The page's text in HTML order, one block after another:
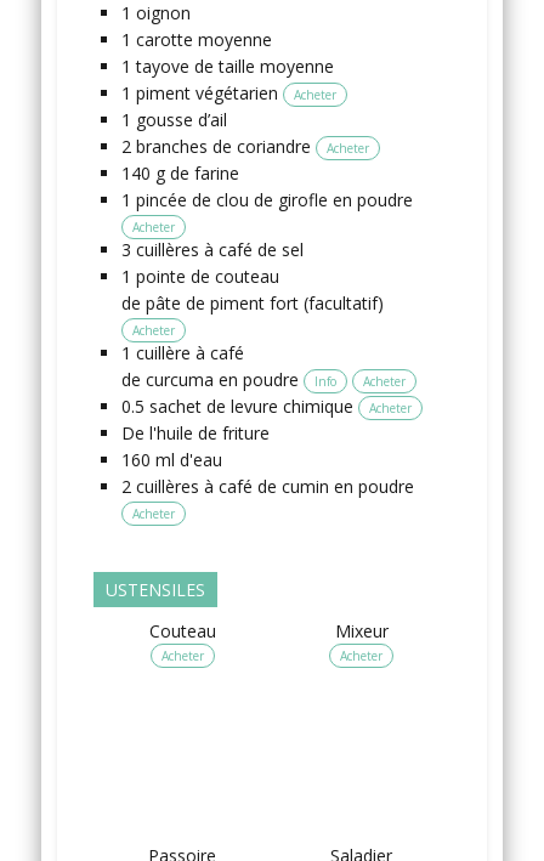
1 oignon
1 carotte moyenne
1 tayove de taille moyenne
1 piment végétarien Acheter
1 gousse d’ail
2 branches de coriandre Acheter
140 g de farine
1 pincée de clou de girofle en poudre
Acheter
3 cuillères à café de sel
1 pointe de couteau
de pâte de piment fort (facultatif)
Acheter
1 cuillère à café
de curcuma en poudre
Info Acheter
0.5 sachet de levure chimique Acheter
De l'huile de friture
160 ml d'eau
2 cuillères à café de cumin en poudre
Acheter
USTENSILES
Couteau
Acheter
Mixeur
Acheter
Passoire Saladier